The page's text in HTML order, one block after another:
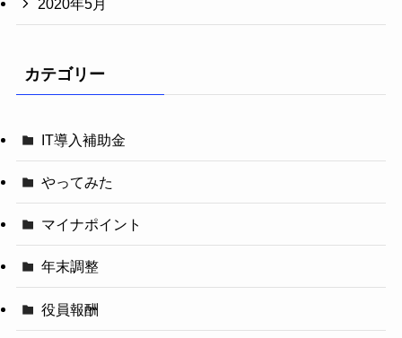
カテゴリー
IT導入補助金
やってみた
マイナポイント
年末調整
役員報酬